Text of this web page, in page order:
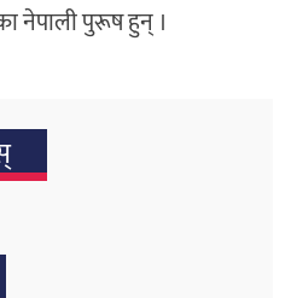
नेपाली पुरूष हुन् ।